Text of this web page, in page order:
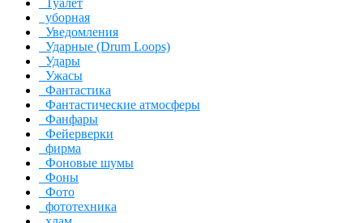
уборная
Уведомления
Ударные (Drum Loops)
Удары
Ужасы
Фантастика
Фантастические атмосферы
Фанфары
Фейерверки
фирма
Фоновые шумы
Фоны
Фото
фототехника